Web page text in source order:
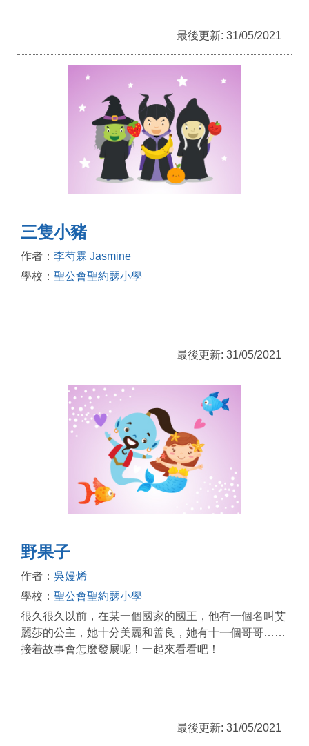
最後更新: 31/05/2021
三隻小豬
作者： 李芍霖 Jasmine
學校： 聖公會聖約瑟小學
最後更新: 31/05/2021
野果子
作者： 吳嫚烯
學校： 聖公會聖約瑟小學
很久很久以前，在某一個國家的國王，他有一個名叫艾
麗莎的公主，她十分美麗和善良，她有十一個哥哥……
接着故事會怎麼發展呢！一起來看看吧！
最後更新: 31/05/2021